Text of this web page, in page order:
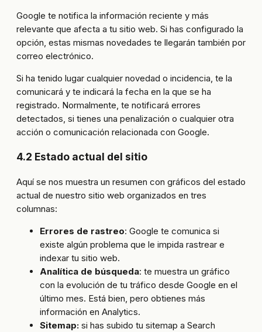
Google te notifica la información reciente y más
relevante que afecta a tu sitio web. Si has configurado la
opción, estas mismas novedades te llegarán también por
correo electrónico.
Si ha tenido lugar cualquier novedad o incidencia, te la
comunicará y te indicará la fecha en la que se ha
registrado. Normalmente, te notificará errores
detectados, si tienes una penalización o cualquier otra
acción o comunicación relacionada con Google.
4.2 Estado actual del sitio
Aquí se nos muestra un resumen con gráficos del estado
actual de nuestro sitio web organizados en tres
columnas:
Errores de rastreo: Google te comunica si
existe algún problema que le impida rastrear e
indexar tu sitio web.
Analítica de búsqueda: te muestra un gráfico
con la evolución de tu tráfico desde Google en el
último mes. Está bien, pero obtienes más
información en Analytics.
Sitemap: si has subido tu sitemap a Search